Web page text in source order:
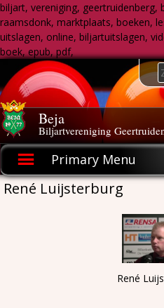
biljart, vereniging, geertruidenberg,
raamsdonk, marktplaats, boeken,
uitslagen, online, biljartuitslagen,
boek, epub, pdf,
to
content
Beja
Biljartvereniging
Primary Menu
René Luijsterburg
René